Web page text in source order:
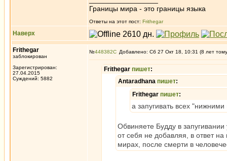
Границы мира - это границы языка
Ответы на этот пост: Frithegar
Наверх
Frithegar
заблокирован
Зарегистрирован:
27.04.2015
Суждений: 5882
№448382 Добавлено: Сб 27 Окт 18, 10:31 (8 лет
Frithegar пишет:
Antaradhana пишет:
Frithegar пишет:
а запугивать всех
Обвиняете Будду в
от себя не добавляя, в ответ
мирах, после смерти в